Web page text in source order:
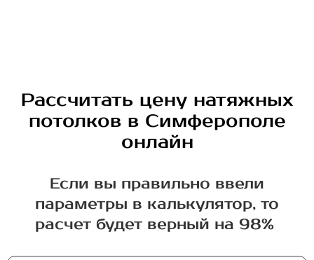
Рассчитать цену натяжных
потолков в Симферополе
онлайн
Если вы правильно ввели
параметры в калькулятор, то
расчет будет верный на 98%